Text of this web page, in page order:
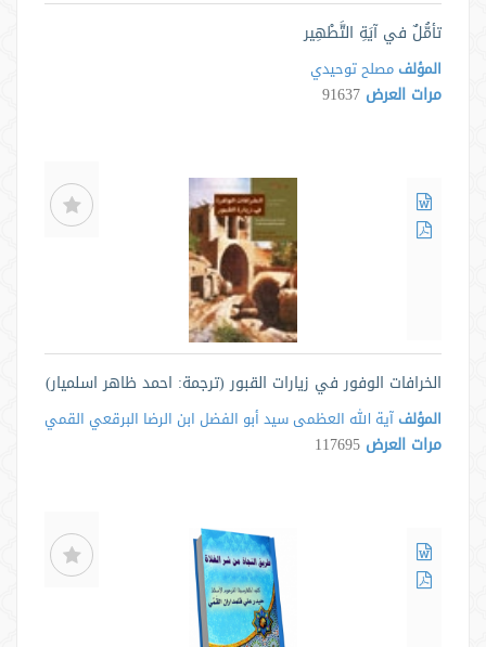
تأمُّلٌ في آيَةِ التَّطْهِير
المؤلف مصلح توحيدي
مرات العرض 91637
الخرافات الوفور في زيارات القبور (ترجمة: احمد ظاهر اسلمیار)
المؤلف آية الله العظمى سيد أبو الفضل ابن الرضا البرقعي القمي
مرات العرض 117695